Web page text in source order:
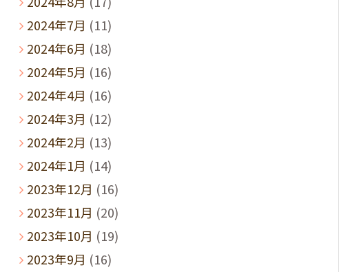
2024年7月 (11)
2024年6月 (18)
2024年5月 (16)
2024年4月 (16)
2024年3月 (12)
2024年2月 (13)
2024年1月 (14)
2023年12月 (16)
2023年11月 (20)
2023年10月 (19)
2023年9月 (16)